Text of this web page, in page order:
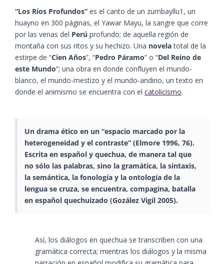
“Los Ríos Profundos” es el canto de un zumbayllu1, un
huayno en 300 páginas, el Yawar Mayu, la sangre que corre
por las venas del Perú profundo; de aquella región de
montaña con sus ritos y su hechizo. Una novelatotal de la
estirpe de “Cien Años”, “Pedro Páramo” o “Del Reino de
este Mundo”; una obra en donde confluyen el mundo-
blanco, el mundo-mestizo y el mundo-andino, un texto en
donde el animismo se encuentra con el catolicismo.
Un drama ético en un “espacio marcado por la
heterogeneidad y el contraste”​ (Elmore 1996, 76)​.
Escrita en español y quechua, de manera tal que
no sólo las palabras, sino la gramática, la sintaxis,
la semántica, la fonología y la ontología de la
lengua se cruza, se encuentra, compagina, batalla
en español quechuizado​ (Gozález Vigil 2005)​.
Así, los diálogos en quechua se transcriben con una
gramática correcta; mientras los diálogos y la misma